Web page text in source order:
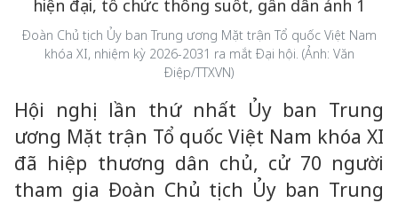
Đoàn Chủ tịch Ủy ban Trung ương Mặt trận Tổ quốc Việt Nam
khóa XI, nhiệm kỳ 2026-2031 ra mắt Đại hội. (Ảnh: Văn
Điệp/TTXVN)
Hội nghị lần thứ nhất Ủy ban Trung
ương Mặt trận Tổ quốc Việt Nam khóa XI
đã hiệp thương dân chủ, cử 70 người
tham gia Đoàn Chủ tịch Ủy ban Trung